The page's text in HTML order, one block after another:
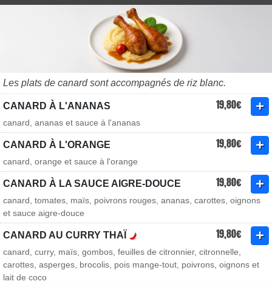
Les plats de canard sont accompagnés de riz blanc.
CANARD À L'ANANAS 19,80€
canard, ananas et sauce à l'ananas
CANARD À L'ORANGE 19,80€
canard, orange et sauce à l'orange
CANARD À LA SAUCE AIGRE-DOUCE 19,80€
canard, tomates, maïs, poivrons rouges, ananas, carottes, oignons
et sauce aigre-douce
CANARD AU CURRY THAÏ 19,80€
canard, curry, maïs, gombos, feuilles de citronnier, citronnelle,
carottes, asperges, brocolis, pois mange-tout, poivrons, oignons et
lait de coco